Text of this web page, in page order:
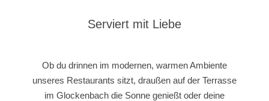
Serviert mit Liebe
Ob du drinnen im modernen, warmen Ambiente
unseres Restaurants sitzt, draußen auf der Terrasse
im Glockenbach die Sonne genießt oder deine